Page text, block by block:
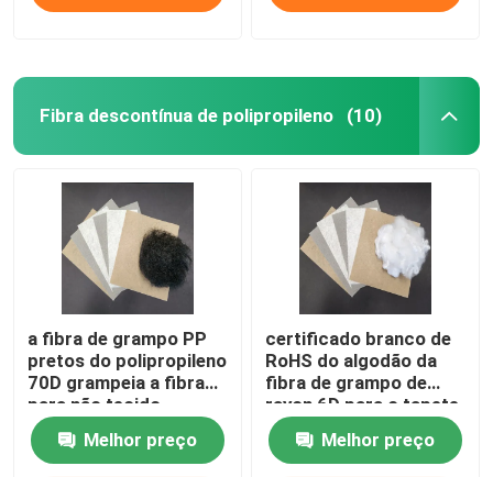
Fibra descontínua de polipropileno (10)
a fibra de grampo PP
pretos do polipropileno
70D grampeia a fibra
para não tecido
Melhor preço
certificado branco de
RoHS do algodão da
fibra de grampo de
rayon 6D para o tapete
Melhor preço